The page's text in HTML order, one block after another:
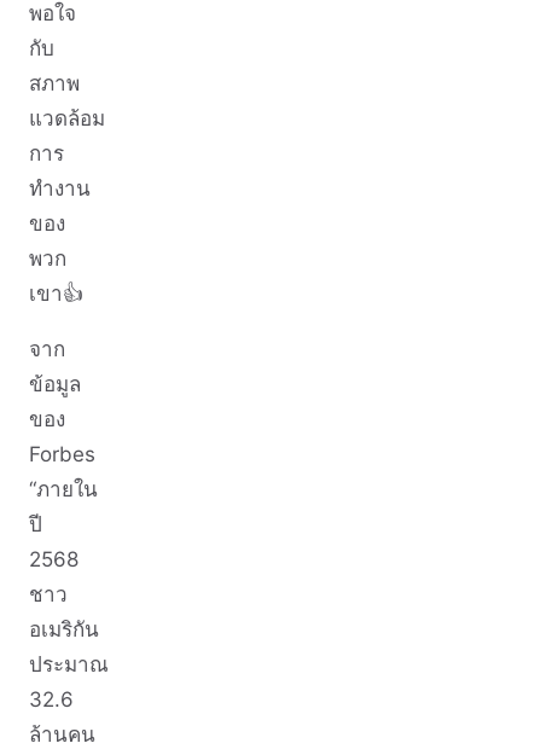
พอใจ
กับ
สภาพ
แวดล้อม
การ
ทำงาน
ของ
พวก
เขา👍
จาก
ข้อมูล
ของ
Forbes
“ภายใน
ปี
2568
ชาว
อเมริกัน
ประมาณ
32.6
ล้านคน